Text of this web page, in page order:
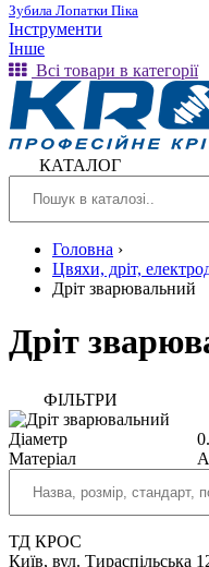
Зубила Лопатки Піка
Інструменти
Інше
Всі товари в категорії
КАТАЛОГ
Головна ›
Цвяхи, дріт,
Дріт зварювальний
Дріт
ФIЛЬТРИ
Діаметр
Матеріал
ТД КРОС
Київ, вул. Тираспільська